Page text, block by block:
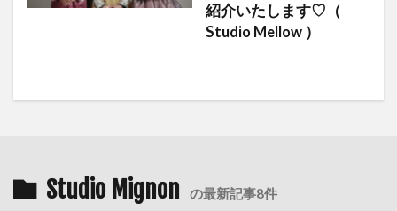
紹介いたします♡（
Studio Mellow ）
Studio Mignon の最新記事8件